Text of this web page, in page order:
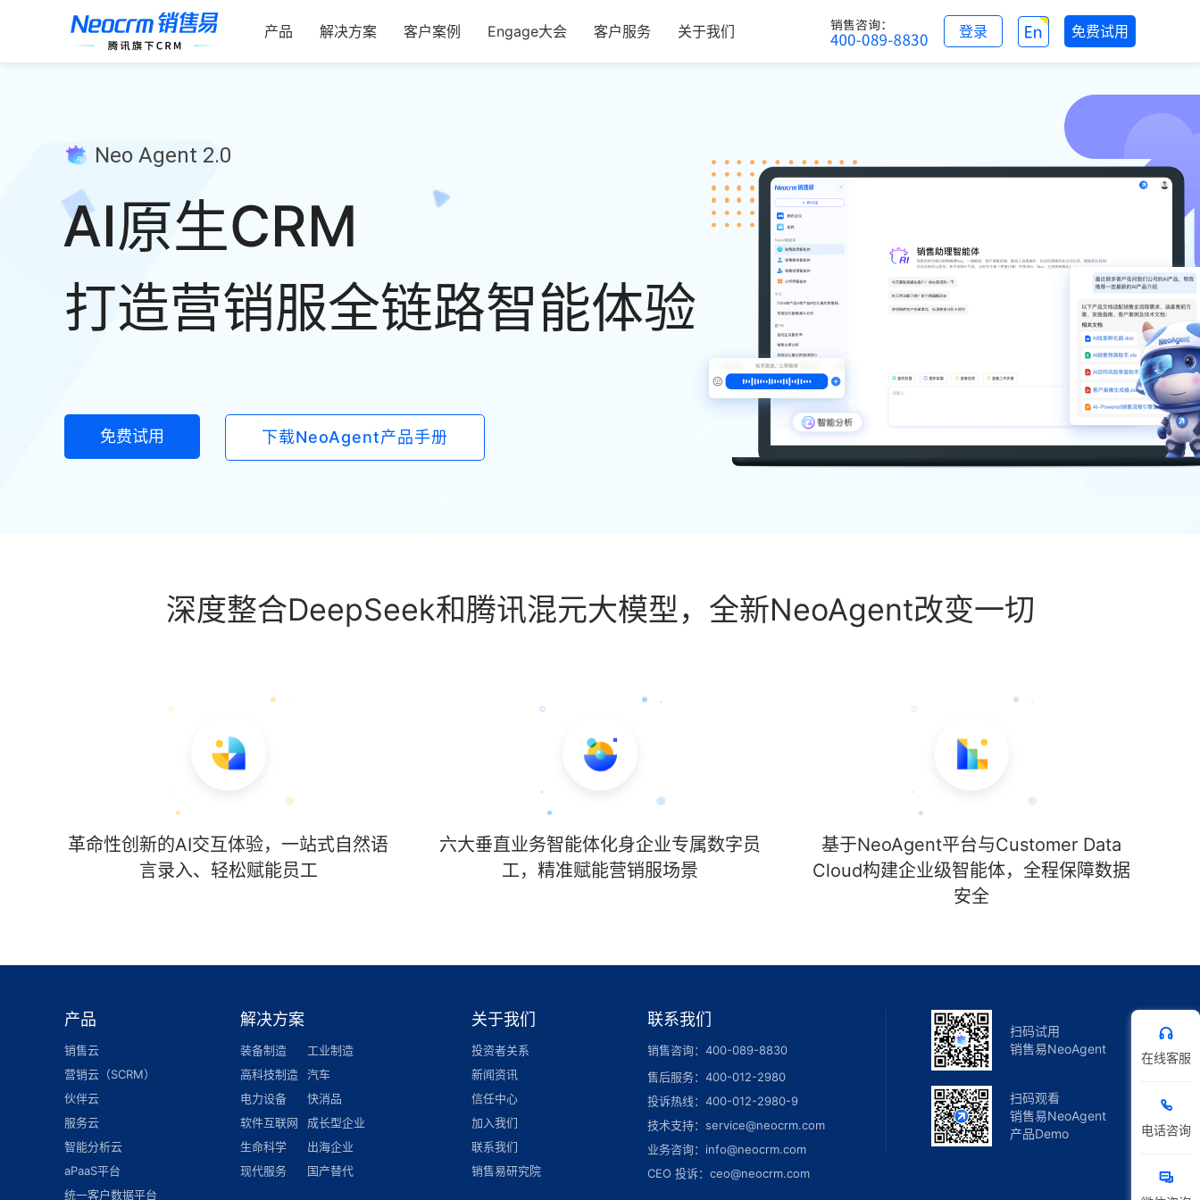
容
产品 解决方案 客户案例 Engage大会 客户服务 关于我们 免费试用
登录
Neo Agent 2.0
AI原生CRM
下载NeoAgent产品手册
打造营销服全链路智能体验
免费试用
深度整合DeepSeek和腾讯混元大模型，全新NeoAgent改变一切
革命性创新的AI交互体验，一站式自然语
言录入、轻松赋能员工
六大垂直业务智能体化身企业专属数字员
工，精准赋能营销服场景
基于NeoAgent平台与Customer Data
Cloud构建企业级智能体，全程保障数据
安全
产品
销售云
营销云（SCRM）
伙伴云
服务云
智能分析云
aPaaS平台
统一客户数据平台
解决方案
装备制造
工业制造
高科技制造
汽车
电力设备
快消品
软件互联网
成长型企业
生命科学
出海企业
现代服务
国产替代
关于我们
投资者关系
新闻资讯
信任中心
加入我们
联系我们
销售易研究院
联系我们
销售咨询：400-089-8830
售后服务：400-012-2980
投诉热线：400-012-2980-9
技术支持：service@neocrm.com
业务咨询：info@neocrm.com
CEO 投诉：ceo@neocrm.com
扫码试用
销售易NeoAgent
扫码观看
销售易NeoAgent
产品Demo
在线客服
电话咨询